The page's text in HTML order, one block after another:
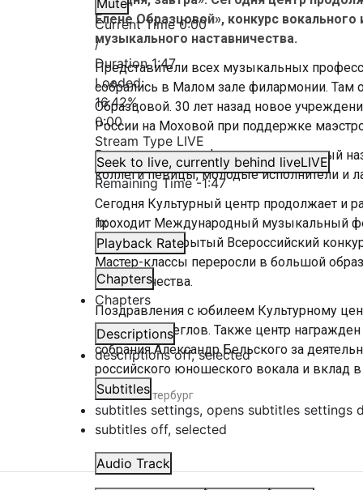
Mute
Current Time0:00
/
Duration1:47
Loaded:
16.42%
0:00
Stream Type LIVE
Seek to live, currently behind liveLIVE
Remaining Time-1:47
1x
Playback Rate
Chapters
Chapters
Descriptions
descriptions off, selected
Subtitles
subtitles settings, opens subtitles settings
subtitles off, selected
Audio Track
Елене Образцовой», конкурс
музыкального наставничества.
Представители всех музыкальных
собрались в Малом зале филармонии. Там
Образцовой. 30 лет назад новое
России на Моховой при поддержке
В гала-концерте в филармонии, который
коллеги певицы, молодые исполнители и
Сегодня Культурный центр продолжает и
проходит Международный музыкальный
Учрежден Открытый Всероссийский
Мастер-классы переросли в большой
наставничества.
Поздравления с юбилеем Культурному
Александр Беглов. Также центр
собрания Александр Бельского за
российского юношеского вокала и вклад в
#Санкт-Петербург